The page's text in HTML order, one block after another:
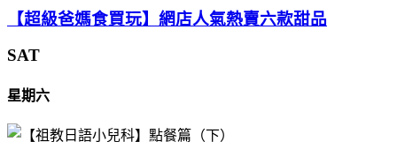
【超級爸媽食買玩】網店人氣熱賣六款甜品
SAT
星期六